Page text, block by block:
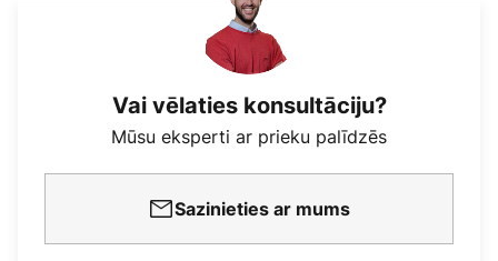
Vai vēlaties konsultāciju?
Mūsu eksperti ar prieku palīdzēs
Sazinieties ar mums